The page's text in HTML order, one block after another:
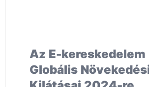
Az E-kereskedelem
Globális